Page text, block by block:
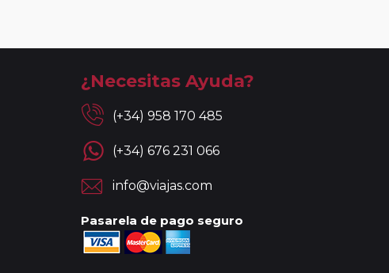
¿Necesitas Ayuda?
(+34) 958 170 485
(+34) 676 231 066
info@viajas.com
Pasarela de pago seguro